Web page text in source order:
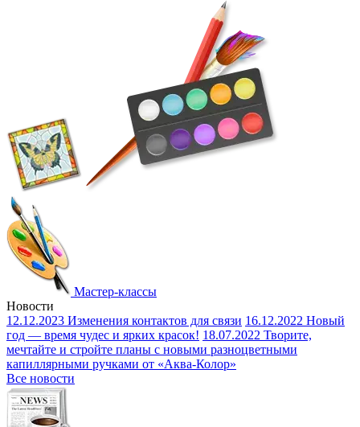
Мастер-классы
Новости
12.12.2023 Изменения контактов для связи 16.12.2022 Новый
год — время чудес и ярких красок! 18.07.2022 Творите,
мечтайте и стройте планы с новыми разноцветными
капиллярными ручками от «Аква-Колор»
Все новости